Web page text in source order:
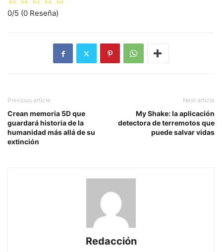
0/5 (0 Reseña)
Previous article
Crean memoria 5D que
guardará historia de la
humanidad más allá de su
extinción
Next article
My Shake: la aplicación
detectora de terremotos que
puede salvar vidas
Redacción